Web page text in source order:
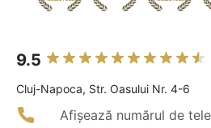
9.5
Cluj-Napoca, Str. Oasului Nr. 4-6
Afișează numărul de